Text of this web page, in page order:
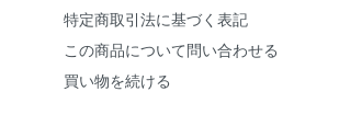
特定商取引法に基づく表記
この商品について問い合わせる
買い物を続ける